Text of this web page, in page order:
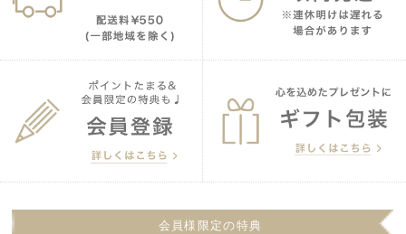
会員様限定の特典